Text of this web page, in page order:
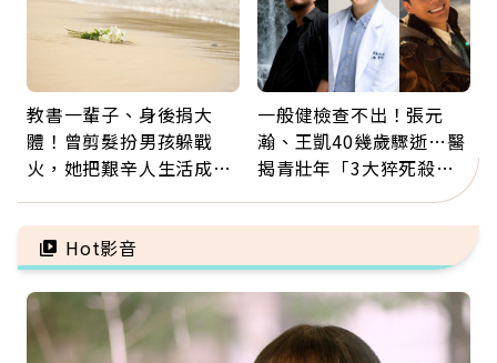
教書一輩子、身後捐大
體！曾剪髮扮男孩躲戰
火，她把艱辛人生活成風
福
一般健檢查不出！張元
瀚、王凱40幾歲驟逝…醫
揭青壯年「3大猝死殺
手」：靠2檢查揪出9成地
雷
Hot影音